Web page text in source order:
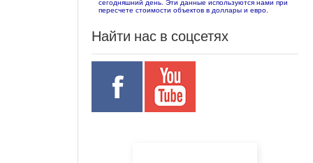
сегодняшний день. Эти данные используются нами при
пересчете стоимости объектов в доллары и евро.
Найти нас в соцсетях